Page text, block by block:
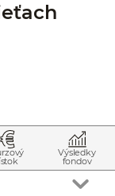
Výsledky
fondov